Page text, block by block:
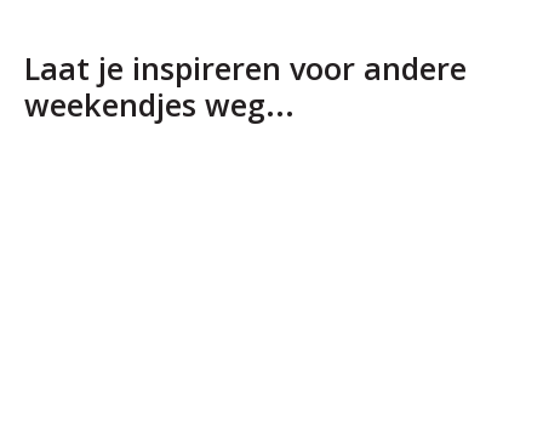
Laat je inspireren voor andere
weekendjes weg...